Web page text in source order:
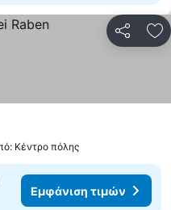
Κέντρο πόλης
Εμφάνιση τιμών